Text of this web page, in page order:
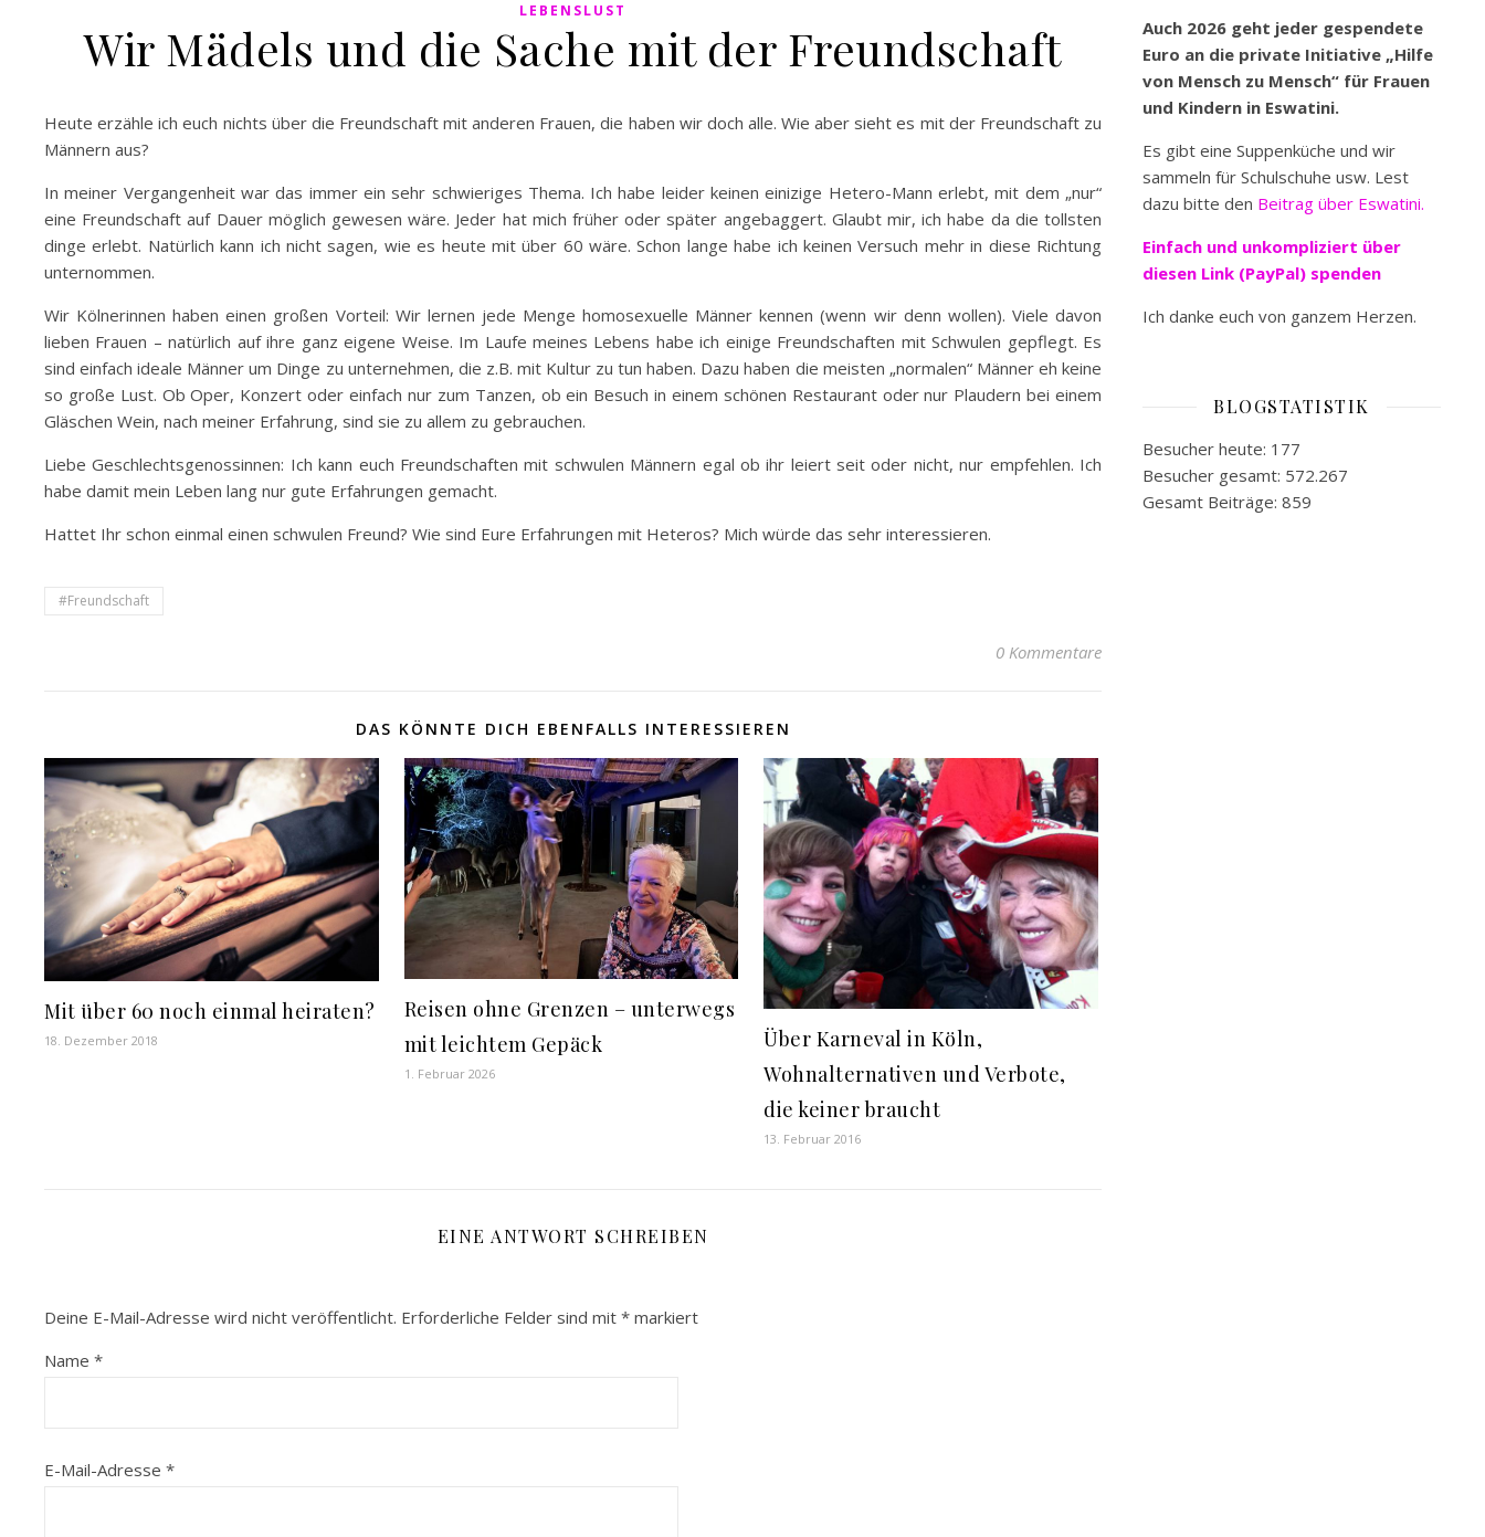
LEBENSLUST
Wir Mädels und die Sache mit der Freundschaft
Heute erzähle ich euch nichts über die Freundschaft mit anderen Frauen, die haben wir doch alle. Wie aber sieht es mit der Freundschaft zu
Männern aus?
In meiner Vergangenheit war das immer ein sehr schwieriges Thema. Ich habe leider keinen einizige Hetero-Mann erlebt, mit dem „nur“
eine Freundschaft auf Dauer möglich gewesen wäre. Jeder hat mich früher oder später angebaggert. Glaubt mir, ich habe da die tollsten
dinge erlebt. Natürlich kann ich nicht sagen, wie es heute mit über 60 wäre. Schon lange habe ich keinen Versuch mehr in diese Richtung
unternommen.
Wir Kölnerinnen haben einen großen Vorteil: Wir lernen jede Menge homosexuelle Männer kennen (wenn wir denn wollen). Viele davon
lieben Frauen – natürlich auf ihre ganz eigene Weise. Im Laufe meines Lebens habe ich einige Freundschaften mit Schwulen gepflegt. Es
sind einfach ideale Männer um Dinge zu unternehmen, die z.B. mit Kultur zu tun haben. Dazu haben die meisten „normalen“ Männer eh keine
so große Lust. Ob Oper, Konzert oder einfach nur zum Tanzen, ob ein Besuch in einem schönen Restaurant oder nur Plaudern bei einem
Gläschen Wein, nach meiner Erfahrung, sind sie zu allem zu gebrauchen.
Liebe Geschlechtsgenossinnen: Ich kann euch Freundschaften mit schwulen Männern egal ob ihr leiert seit oder nicht, nur empfehlen. Ich
habe damit mein Leben lang nur gute Erfahrungen gemacht.
Hattet Ihr schon einmal einen schwulen Freund? Wie sind Eure Erfahrungen mit Heteros? Mich würde das sehr interessieren.
#Freundschaft
0 Kommentare
DAS KÖNNTE DICH EBENFALLS INTERESSIEREN
Mit über 60 noch einmal heiraten?
18. Dezember 2018
Reisen ohne Grenzen – unterwegs
mit leichtem Gepäck
1. Februar 2026
Über Karneval in Köln,
Wohnalternativen und Verbote,
die keiner braucht
13. Februar 2016
EINE ANTWORT SCHREIBEN
Deine E-Mail-Adresse wird nicht veröffentlicht. Erforderliche Felder sind mit * markiert
Name *
E-Mail-Adresse *
Auch 2026 geht jeder gespendete
Euro an die private Initiative „Hilfe
von Mensch zu Mensch“ für Frauen
und Kindern in Eswatini.
Es gibt eine Suppenküche und wir
sammeln für Schulschuhe usw. Lest
dazu bitte den Beitrag über Eswatini.
Einfach und unkompliziert über
diesen Link (PayPal) spenden
Ich danke euch von ganzem Herzen.
BLOGSTATISTIK
Besucher heute: 177
Besucher gesamt: 572.267
Gesamt Beiträge: 859